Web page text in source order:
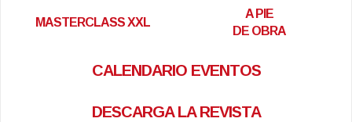
MASTERCLASS XXL
A PIE
DE OBRA
CALENDARIO EVENTOS
DESCARGA LA REVISTA